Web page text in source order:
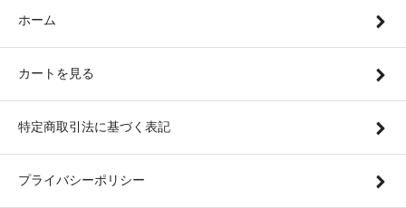
ホーム
カートを見る
特定商取引法に基づく表記
プライバシーポリシー